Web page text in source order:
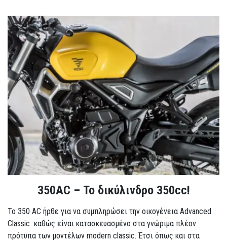
350AC – Το δικύλινδρο 350cc!
To 350 AC ήρθε για να συμπληρώσει την οικογένεια Advanced
Classic καθώς είναι κατασκευασμένο στα γνώριμα πλέον
πρότυπα των μοντέλων modern classic. Έτσι όπως και στα